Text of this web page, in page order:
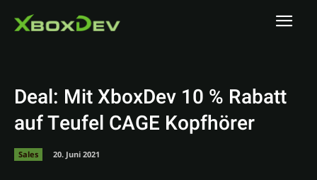
Deal: Mit XboxDev 10 % Rabatt
auf Teufel CAGE Kopfhörer
Sales 20. Juni 2021